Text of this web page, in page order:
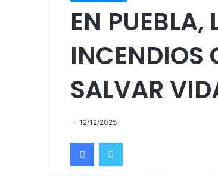
EN PUEBLA,
INCENDIOS
SALVAR
12/12/2025
FacebookTwitter